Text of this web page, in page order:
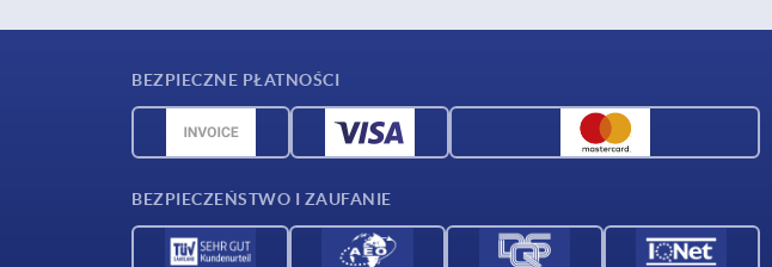
BEZPIECZNE PŁATNOŚCI
BEZPIECZEŃSTWO I ZAUFANIE